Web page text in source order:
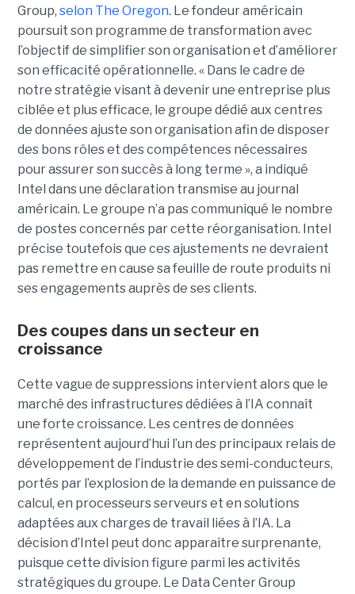
Group, selon The Oregon. Le fondeur américain
poursuit son programme de transformation avec
l’objectif de simplifier son organisation et d’améliorer
son efficacité opérationnelle. « Dans le cadre de
notre stratégie visant à devenir une entreprise plus
ciblée et plus efficace, le groupe dédié aux centres
de données ajuste son organisation afin de disposer
des bons rôles et des compétences nécessaires
pour assurer son succès à long terme », a indiqué
Intel dans une déclaration transmise au journal
américain. Le groupe n’a pas communiqué le nombre
de postes concernés par cette réorganisation. Intel
précise toutefois que ces ajustements ne devraient
pas remettre en cause sa feuille de route produits ni
ses engagements auprès de ses clients.
Des coupes dans un secteur en
croissance
Cette vague de suppressions intervient alors que le
marché des infrastructures dédiées à l’IA connaît
une forte croissance. Les centres de données
représentent aujourd’hui l’un des principaux relais de
développement de l’industrie des semi-conducteurs,
portés par l’explosion de la demande en puissance de
calcul, en processeurs serveurs et en solutions
adaptées aux charges de travail liées à l’IA. La
décision d’Intel peut donc apparaître surprenante,
puisque cette division figure parmi les activités
stratégiques du groupe. Le Data Center Group